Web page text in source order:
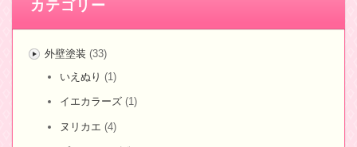
カテゴリー
外壁塗装 (33)
いえぬり (1)
イエカラーズ (1)
ヌリカエ (4)